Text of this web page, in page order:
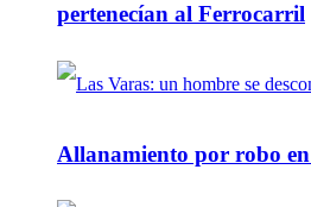
pertenecían al Ferrocarril
Allanamiento por robo